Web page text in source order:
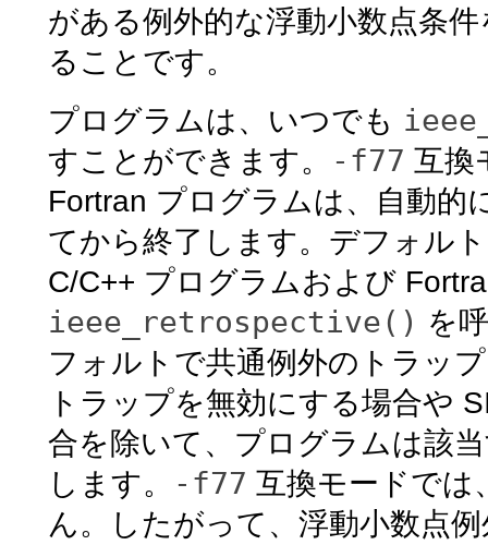
がある例外的な浮動小数点条
ることです。
プログラムは、いつでも
すことができます。 -f77 互換
Fortran プログラムは、自動的
てから終了します。デフォル
C/C++ プログラムおよび
ieee_retrospective() を
フォルトで共通例外のトラッ
トラップを無効にする場合や
合を除いて、プログラムは該
します。
-f77 互換モードでは
ん。したがって、浮動小数点